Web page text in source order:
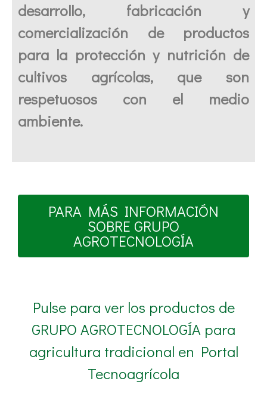
desarrollo, fabricación y
comercialización de productos
para la protección y nutrición de
cultivos agrícolas, que son
respetuosos con el medio
ambiente.
PARA MÁS INFORMACIÓN
SOBRE GRUPO
AGROTECNOLOGÍA
Pulse para ver los productos de
GRUPO AGROTECNOLOGÍA para
agricultura tradicional en Portal
Tecnoagrícola